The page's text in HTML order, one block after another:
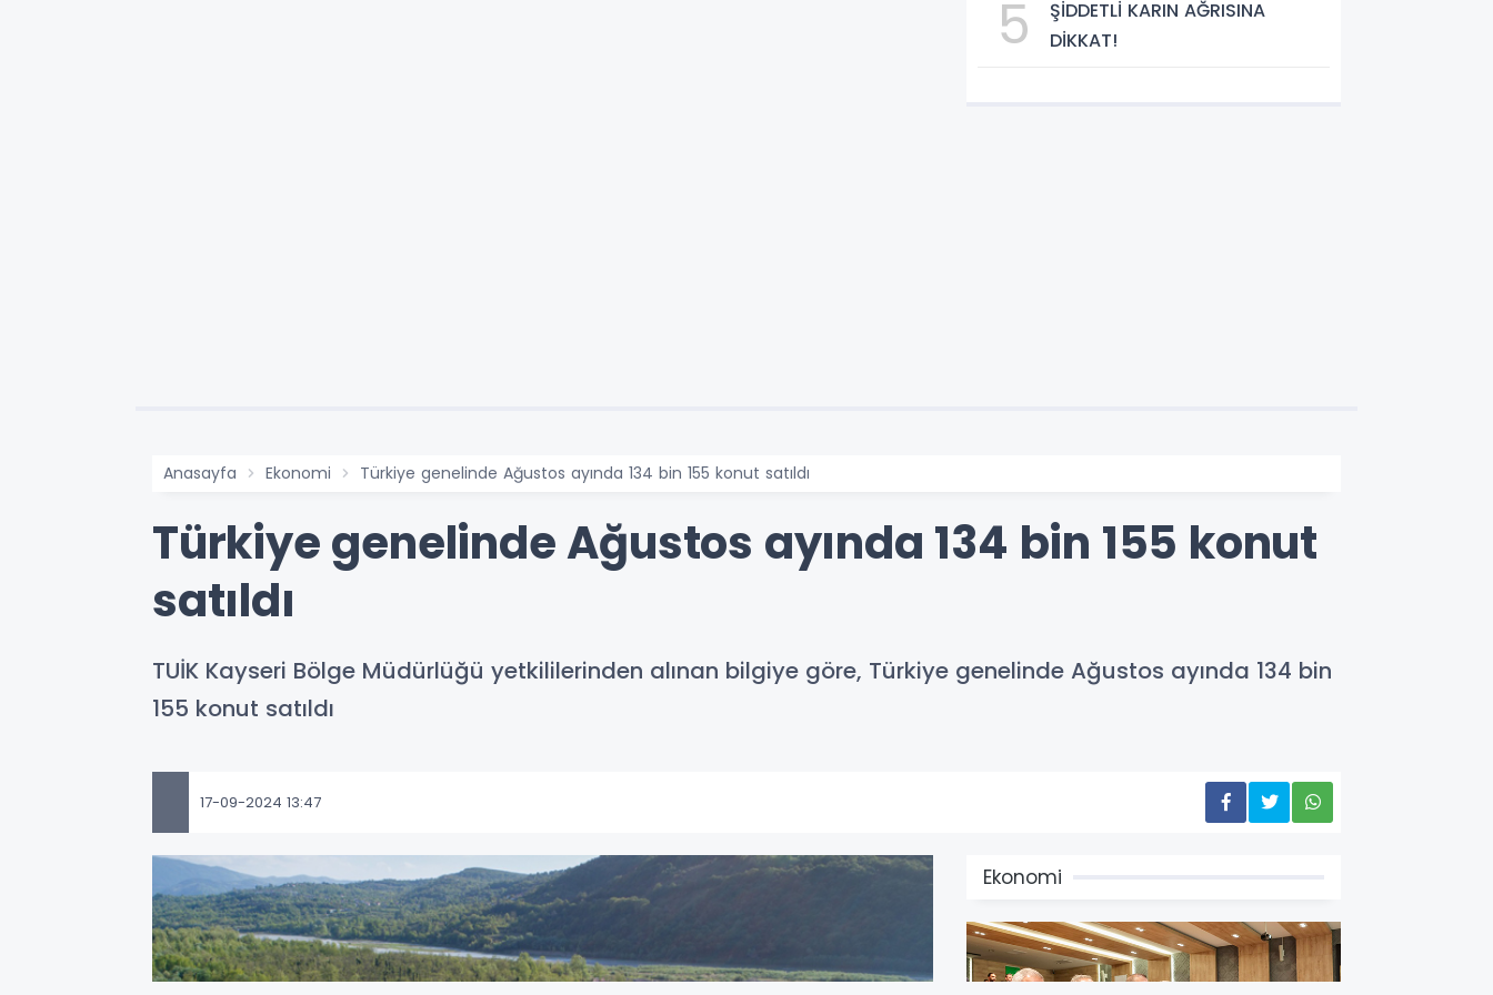
5
ŞİDDETLİ KARIN AĞRISINA
DİKKAT!
Anasayfa Ekonomi Türkiye genelinde Ağustos ayında 134 bin 155 konut satıldı
Türkiye genelinde Ağustos ayında 134 bin 155 konut
satıldı
TUİK Kayseri Bölge Müdürlüğü yetkililerinden alınan bilgiye göre, Türkiye genelinde Ağustos ayında 134 bin
155 konut satıldı
17-09-2024 13:47
Ekonomi